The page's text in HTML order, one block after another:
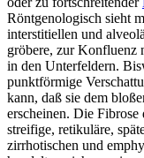
Röntgenologisch sieht
interstitiellen und
gröbere, zur Konfluenz
in den Unterfeldern.
punktförmige
kann, daß sie dem
erscheinen. Die Fibrose
streifige, retikuläre,
zirrhotischen und